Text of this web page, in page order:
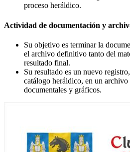
proceso heráldico.
Actividad de documentación y
Su objetivo es terminar la
el archivo definitivo tanto del
resultado final.
Su resultado es un nuevo
catálogo heráldico, en un
documentales y gráficos.